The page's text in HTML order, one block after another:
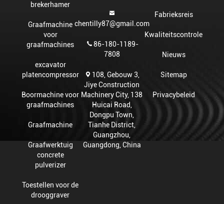
brekerhamer
Graafmachine
voor
graafmachines
excavator
platencompressor
Boormachine voor
graafmachines
Graafmachine
Graafwerktuig
concrete
pulverizer
Toestellen voor de
drooggraver
chentilly87@gmail.com
86-180-1189-
7808
108, Gebouw 3,
Jiye Construction
Machinery City, 138
Huicai Road,
Dongpu Town,
Tianhe District,
Guangzhou,
Guangdong, China
Fabrieksreis
Kwaliteitscontrole
Nieuws
Sitemap
Privacybeleid